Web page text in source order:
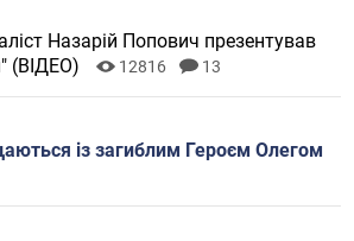
Назарій Попович презентував
(ВІДЕО)
12816 13
із загиблим Героєм Олегом